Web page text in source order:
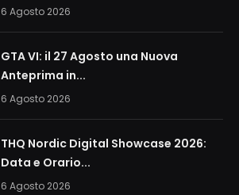
6 Agosto 2026
GTA VI: il 27 Agosto una Nuova
Anteprima in...
6 Agosto 2026
THQ Nordic Digital Showcase 2026:
Data e Orario...
6 Agosto 2026